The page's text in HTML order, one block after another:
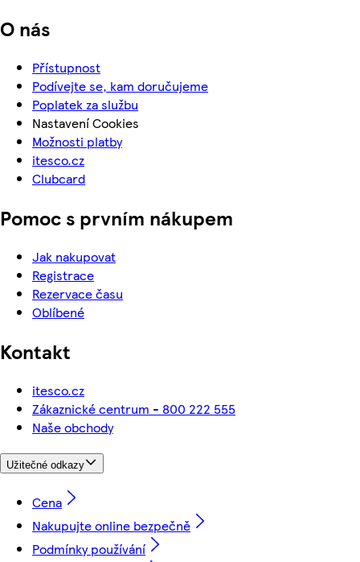
O nás
Přístupnost
Podívejte se, kam doručujeme
Poplatek za službu
Nastavení Cookies
Možnosti platby
itesco.cz
Clubcard
Pomoc s prvním nákupem
Jak nakupovat
Registrace
Rezervace času
Oblíbené
Kontakt
itesco.cz
Zákaznické centrum - 800 222 555
Naše obchody
Užitečné odkazy
Cena
Nakupujte online bezpečně
Podmínky používání